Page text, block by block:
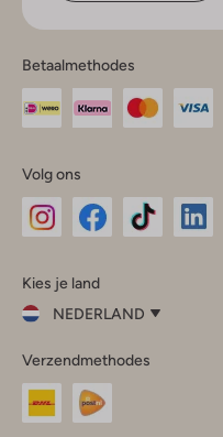
Betaalmethodes
Volg ons
InstagramFacebook
Kies je land
NEDERLAND
je
land
Nederland
Verzendmethodes